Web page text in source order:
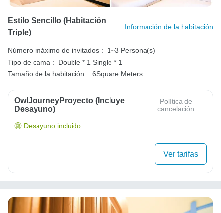
Estilo Sencillo (habitación
Triple)
Información de la habitación
Número máximo de invitados :
1~3 Persona(s)
Tipo de cama :
Double * 1 Single * 1
Tamaño de la habitación : 6Square Meters
OwlJourneyProyecto (Incluye
Desayuno)
Política de
cancelación
Desayuno incluido
Ver tarifas